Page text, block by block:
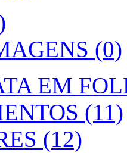
(0)
EM
(11)
(12)